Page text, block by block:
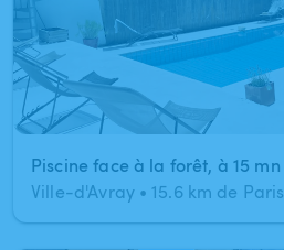
Ville-d'Avray • 15.6 km de Paris